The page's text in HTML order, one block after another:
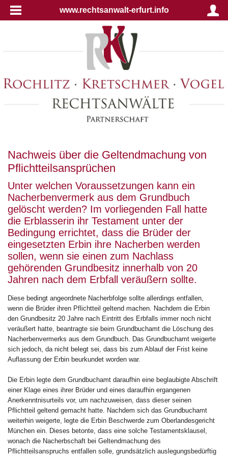
www.rechtsanwalt-erfurt.info
Nachweis über die Geltendmachung von
Pflichtteilsansprüchen
Unter welchen Voraussetzungen kann ein
Nacherbenvermerk aus dem Grundbuch
gelöscht werden? Im vorliegenden Fall hatte
die Erblasserin ihr Testament unter der
Bedingung errichtet, dass die Brüder der
eingesetzten Erbin ihre Nacherben werden
sollen, wenn sie einen zum Nachlass
gehörenden Grundbesitz innerhalb von 20
Jahren nach dem Erbfall veräußern sollte.
Diese bedingt angeordnete Nacherbfolge sollte allerdings entfallen,
wenn die Brüder ihren Pflichtteil geltend machen. Nachdem die Erbin
den Grundbesitz 20 Jahre nach Eintritt des Erbfalls immer noch nicht
veräußert hatte, beantragte sie beim Grundbuchamt die Löschung des
Nacherbenvermerks aus dem Grundbuch. Das Grundbuchamt weigerte
sich jedoch, da nicht belegt sei, dass bis zum Ablauf der Frist keine
Auflassung der Erbin beurkundet worden war.
Die Erbin legte dem Grundbuchamt daraufhin eine beglaubigte Abschrift
einer Klage eines ihrer Brüder und eines daraufhin ergangenen
Anerkenntnisurteils vor, um nachzuweisen, dass dieser seinen
Pflichtteil geltend gemacht hatte. Nachdem sich das Grundbuchamt
weiterhin weigerte, legte die Erbin Beschwerde zum Oberlandesgericht
München ein. Dieses betonte, dass eine solche Testamentsklausel,
wonach die Nacherbschaft bei Geltendmachung des
Pflichtteilsanspruchs entfallen solle, grundsätzlich auslegungsbedürftig